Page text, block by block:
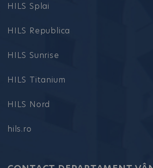
HILS Splai
HILS Republica
HILS Sunrise
HILS Titanium
HILS Nord
hils.ro